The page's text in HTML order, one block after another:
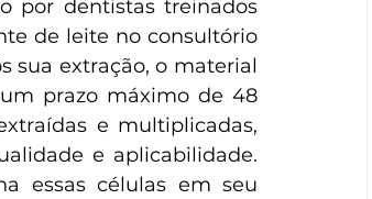
por dentistas treinados
de leite no consultório
sua extração, o material
prazo máximo de 48
e multiplicadas,
e aplicabilidade.
essas células em seu